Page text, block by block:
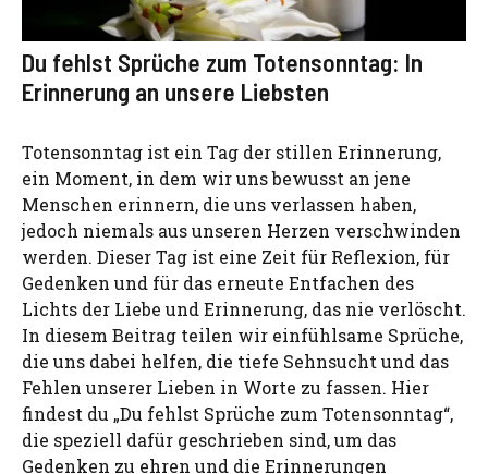
Du fehlst Sprüche zum Totensonntag: In
Erinnerung an unsere Liebsten
Totensonntag ist ein Tag der stillen Erinnerung,
ein Moment, in dem wir uns bewusst an jene
Menschen erinnern, die uns verlassen haben,
jedoch niemals aus unseren Herzen verschwinden
werden. Dieser Tag ist eine Zeit für Reflexion, für
Gedenken und für das erneute Entfachen des
Lichts der Liebe und Erinnerung, das nie verlöscht.
In diesem Beitrag teilen wir einfühlsame Sprüche,
die uns dabei helfen, die tiefe Sehnsucht und das
Fehlen unserer Lieben in Worte zu fassen. Hier
findest du „Du fehlst Sprüche zum Totensonntag“,
die speziell dafür geschrieben sind, um das
Gedenken zu ehren und die Erinnerungen